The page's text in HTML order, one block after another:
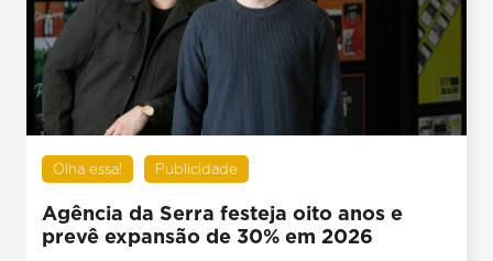
Olha essa! Publicidade
Agência da Serra festeja oito anos e
prevê expansão de 30% em 2026